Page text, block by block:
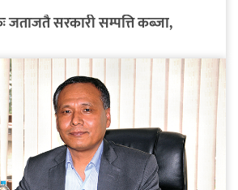
सरकारी सम्पत्ति कब्जा,